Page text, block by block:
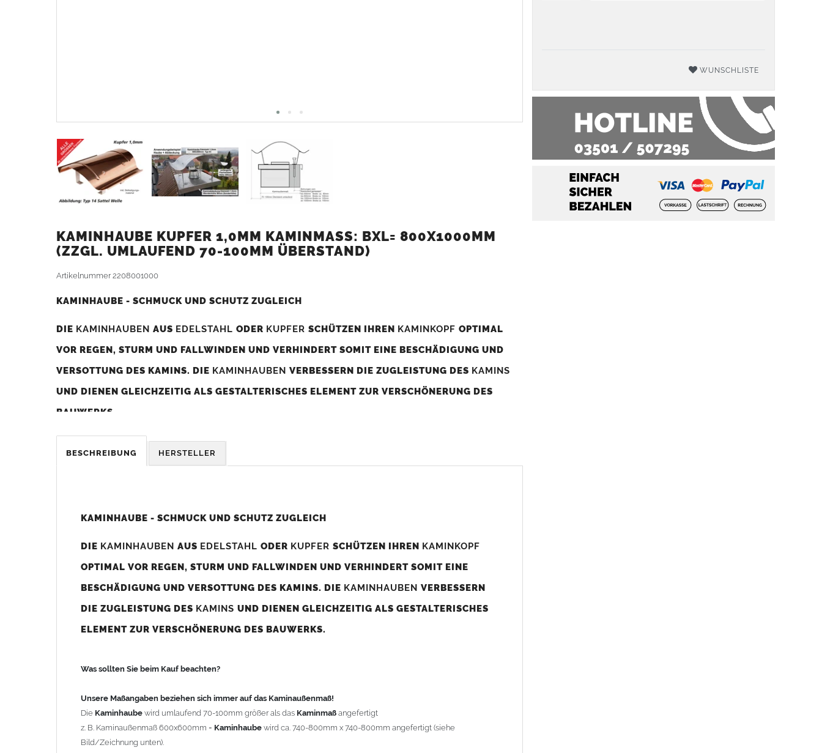
WUNSCHLISTE
KAMINHAUBE KUPFER 1,0MM KAMINMASS: BXL= 800X1000MM (
ZZGL. UMLAUFEND 70-100MM ÜBERSTAND)
Artikelnummer2208001000
KAMINHAUBE - SCHMUCK UND SCHUTZ ZUGLEICH
DIE KAMINHAUBEN AUS EDELSTAHL ODER KUPFER SCHÜTZEN IHREN KAMINKOPF OPTIMAL
VOR REGEN, STURM UND FALLWINDEN UND VERHINDERT SOMIT EINE BESCHÄDIGUNG UND
VERSOTTUNG DES KAMINS. DIE KAMINHAUBEN VERBESSERN DIE ZUGLEISTUNG DES KAMINS
UND DIENEN GLEICHZEITIG ALS GESTALTERISCHES ELEMENT ZUR VERSCHÖNERUNG DES
BAUWERKS.
Was sollten Sie beim Kauf beachten?
Standardbohrungen?
Bohrungen nicht passen dann bitte"ohne"Bohrungen (Auswahlfeld) bestellen.
bis 500mm Kaminbreite: Abstand vom Kaminrand ca. 80mm
ab 1000mm Kaminbreite: Abstand vom Kaminrand ca. 140mm
Befestigung/Stützen
Kaminhaubewird inkl.Edelstahl
BESCHREIBUNG HERSTELLER
KAMINHAUBE - SCHMUCK UND SCHUTZ ZUGLEICH
DIE KAMINHAUBEN AUS EDELSTAHL ODER KUPFER SCHÜTZEN IHREN KAMINKOPF
OPTIMAL VOR REGEN, STURM UND FALLWINDEN UND VERHINDERT SOMIT EINE
BESCHÄDIGUNG UND VERSOTTUNG DES KAMINS. DIE KAMINHAUBEN VERBESSERN
DIE ZUGLEISTUNG DES KAMINS UND DIENEN GLEICHZEITIG ALS GESTALTERISCHES
ELEMENT ZUR VERSCHÖNERUNG DES BAUWERKS.
Was sollten Sie beim Kauf beachten?
Unsere Maßangaben beziehen sich immer auf das Kaminaußenmaß!
Die Kaminhaube wird umlaufend 70-100mm größer als das Kaminmaß angefertigt
z. B. Kaminaußenmaß 600x600mm = Kaminhaube wird ca. 740-800mm x 740-800mm angefertigt (siehe
Bild/Zeichnung unten).